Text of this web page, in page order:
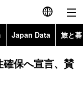
English
简体字
Japan Data 旅と
Topics
保へ宣言、賛